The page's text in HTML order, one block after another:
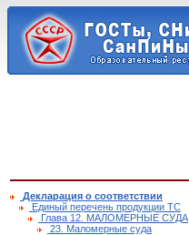
Декларация о соответствии
Единый перечень продукции ТС
Глава 12. МАЛОМЕРНЫЕ СУДА
23. Маломерные суда